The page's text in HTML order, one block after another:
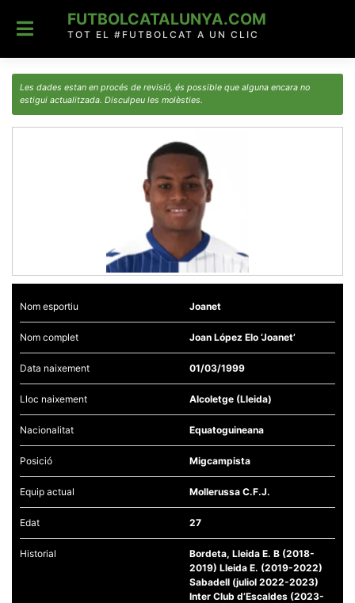
content
FUTBOLCATALUNYA.COM
TOT EL #FUTBOLCAT A UN CLIC
Les dades estan en procés de revisió, és possible que alguna encara no
estigui actualitzada. Disculpeu les molèsties.
Nom esportiu Joanet
Nom complet Joan López Elo ‘Joanet’
Data naixement 01/03/1999
Lloc naixement Alcoletge (Lleida)
Nacionalitat Equatoguineana
Posició Migcampista
Equip actual Mollerussa C.F.J.
Edat 27
Historial
Bordeta, Lleida E. B (2018-
2019) Lleida E. (2019-2022)
Sabadell (juliol 2022-2023)
Inter Club d’Escaldes (2023-
Necessàries
Aquestes
cookies no
són
opcionals,
són
tècnic de la
web.